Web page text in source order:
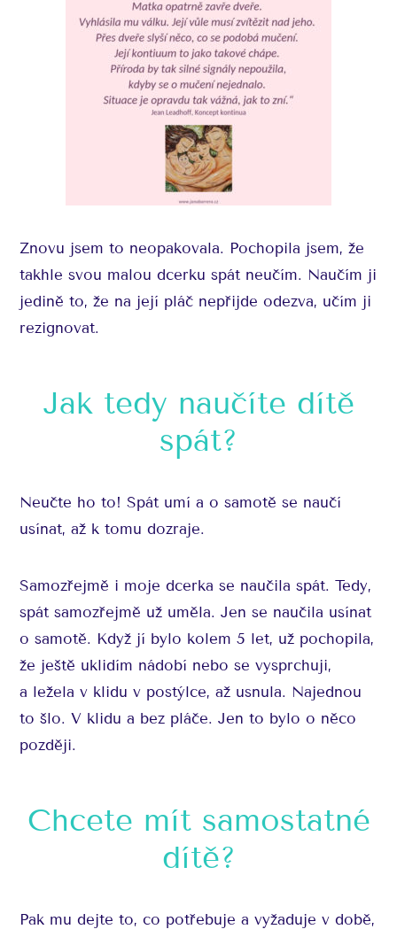
Znovu jsem to neopakovala. Pochopila jsem, že
takhle svou malou dcerku spát neučím. Naučím ji
jedině to, že na její pláč nepřijde odezva, učím ji
rezignovat.
Jak tedy naučíte dítě
spát?
Neučte ho to! Spát umí a o samotě se naučí
usínat, až k tomu dozraje.
Samozřejmě i moje dcerka se naučila spát. Tedy,
spát samozřejmě už uměla. Jen se naučila usínat
o samotě. Když jí bylo kolem 5 let, už pochopila,
že ještě uklidím nádobí nebo se vysprchuji,
a ležela v klidu v postýlce, až usnula. Najednou
to šlo. V klidu a bez pláče. Jen to bylo o něco
později.
Chcete mít samostatné
dítě?
Pak mu dejte to, co potřebuje a vyžaduje v době,